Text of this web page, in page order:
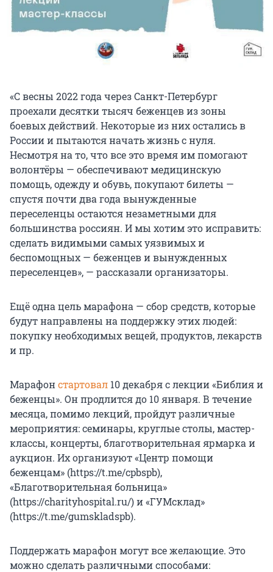
«С весны 2022 года через Санкт-Петербург
проехали десятки тысяч беженцев из зоны
боевых действий. Некоторые из них остались в
России и пытаются начать жизнь с нуля.
Несмотря на то, что все это время им помогают
волонтёры — обеспечивают медицинскую
помощь, одежду и обувь, покупают билеты —
спустя почти два года вынужденные
переселенцы остаются незаметными для
большинства россиян. И мы хотим это исправить:
сделать видимыми самых уязвимых и
беспомощных — беженцев и вынужденных
переселенцев», — рассказали организаторы.
Ещё одна цель марафона — сбор средств, которые
будут направлены на поддержку этих людей:
покупку необходимых вещей, продуктов, лекарств
и пр.
Марафонстартовал 10 декабря с лекции «Библия и
беженцы». Он продлится до 10 января. В течение
месяца, помимо лекций, пройдут различные
мероприятия: семинары, круглые столы, мастер-
классы, концерты, благотворительная ярмарка и
аукцион. Их организуют «Центр помощи
беженцам» (https://t.me/cpbspb),
«Благотворительная больница»
(https://charityhospital.ru/) и «ГУМсклад»
(https://t.me/gumskladspb).
Поддержать марафон могут все желающие. Это
можно сделать различными способами: